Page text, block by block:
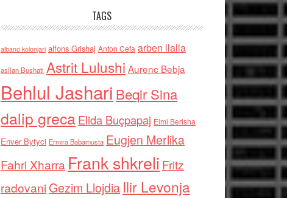
TAGS
albano kolonjari alfons Grishaj Anton Cefa arben llalla
asllan Bushati Astrit Lulushi Aurenc Bebja
Behlul Jashari Beqir Sina
dalip grecaElida Buçpapaj Elmi Berisha
Enver Bytyci Ermira Babamusta Eugjen Merlika
Fahri Xharra Frank shkreli Fritz
radovaniGezim Llojdia Ilir Levonja